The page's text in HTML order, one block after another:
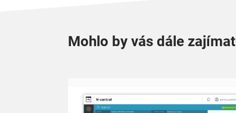
Mohlo by vás dále zajímat